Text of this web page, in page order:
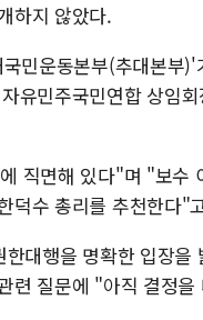
하지 않았다.
민운동본부(추대본부
유민주국민연합 상임
직면해 있다"며 "보수
덕수 총리를 추천한다"
대행을 명확한 입장
련 질문에 "아직 결정